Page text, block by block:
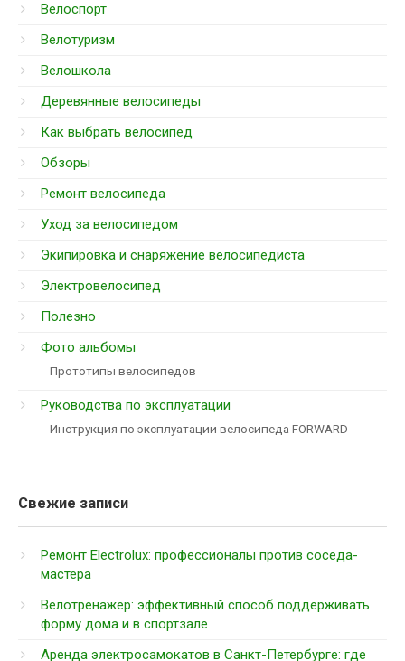
Велоспорт
Велотуризм
Велошкола
Деревянные велосипеды
Как выбрать велосипед
Обзоры
Ремонт велосипеда
Уход за велосипедом
Экипировка и снаряжение велосипедиста
Электровелосипед
Полезно
Фото альбомы
Прототипы велосипедов
Руководства по эксплуатации
Инструкция по эксплуатации велосипеда FORWARD
Свежие записи
Ремонт Electrolux: профессионалы против соседа-
мастера
Велотренажер: эффективный способ поддерживать
форму дома и в спортзале
Аренда электросамокатов в Санкт-Петербурге: где